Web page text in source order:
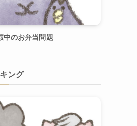
中のお弁当問題
ング